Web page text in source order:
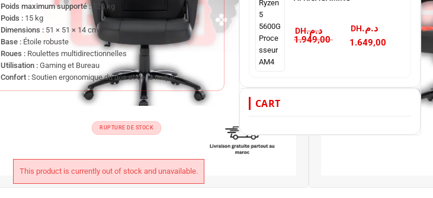
Poids maximum supporté :120 kg
Poids : 15 kg
Dimensions : 51 × 51 × 14 cm
Base : Étoile robuste
Roues : Roulettes multidirectionnelles
Utilisation : Gaming et Bureau
Confort : Soutien ergonomique du dos et de la nuque
RUPTURE DE STOCK
This product is currently out of stock and unavailable.
د.م.
1.949,00
د.م.
CART